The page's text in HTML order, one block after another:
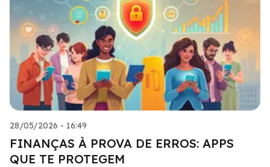
28/05/2026 - 16:49
FINANÇAS À PROVA DE ERROS: APPS
QUE TE PROTEGEM